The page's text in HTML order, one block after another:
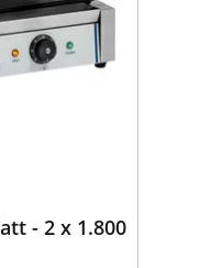
- 2 x 1.800